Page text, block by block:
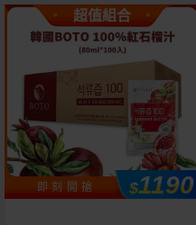
超值組合
即 刻 開 搶 $1190